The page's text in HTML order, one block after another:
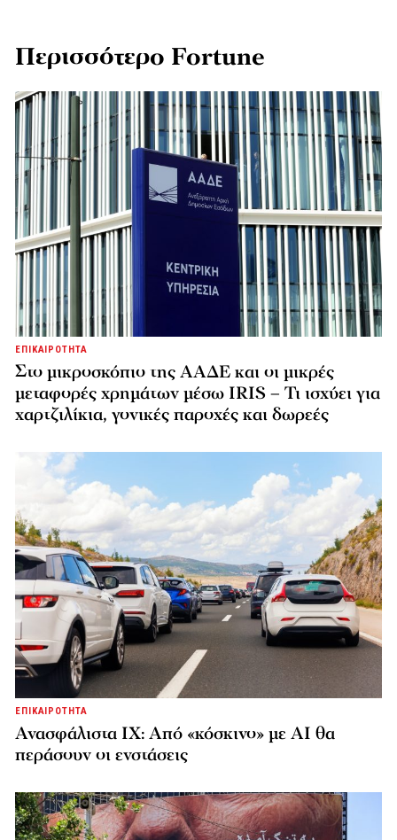
Περισσότερο Fortune
ΕΠΙΚΑΙΡΟΤΗΤΑ
Στο μικροσκόπιο της ΑΑΔΕ και οι μικρές
μεταφορές χρημάτων μέσω IRIS – Τι ισχύει για
χαρτζιλίκια, γονικές παροχές και δωρεές
ΕΠΙΚΑΙΡΟΤΗΤΑ
Ανασφάλιστα ΙΧ: Από «κόσκινο» με AI θα
περάσουν οι ενστάσεις